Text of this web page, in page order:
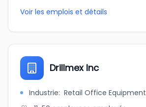
Voir les emplois et détails
Drillmex Inc
Industrie: Retail Office Equipment